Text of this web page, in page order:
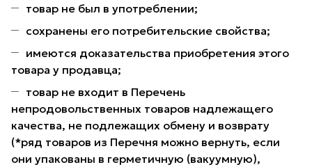
товар не был в употреблении;
сохранены его потребительские свойства;
имеются доказательства приобретения этого
товара у продавца;
товар не входит в Перечень
непродовольственных товаров надлежащего
качества, не подлежащих обмену и возврату
(*ряд товаров из Перечня можно вернуть, если
они упакованы в герметичную (вакуумную),